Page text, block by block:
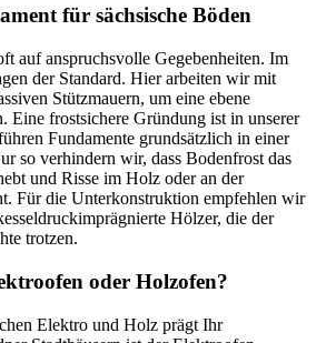
für sächsische Böden
auf anspruchsvolle Gegebenheiten. Im
der Standard. Hier arbeiten wir mit
Stützmauern, um eine ebene
Eine frostsichere Gründung ist in unserer
Fundamente grundsätzlich in einer
so verhindern wir, dass Bodenfrost das
und Risse im Holz oder an der
Für die Unterkonstruktion empfehlen wir
Hölzer, die der
trotzen.
oder Holzofen?
Elektro und Holz prägt Ihr